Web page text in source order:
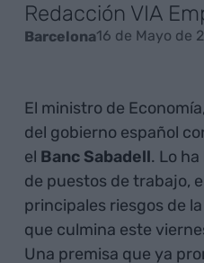
Redacción VIA
Barcelona16 de Mayo de
El ministro de Economía,
del gobierno español
el Banc Sabadell. Lo
de puestos de trabajo,
principales riesgos de
que culmina este
Una premisa que ya